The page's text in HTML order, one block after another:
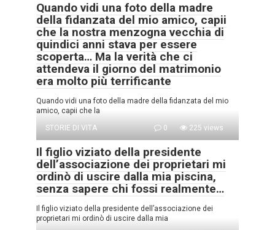
Quando vidi una foto della madre
della fidanzata del mio amico, capii
che la nostra menzogna vecchia di
quindici anni stava per essere
scoperta… Ma la verità che ci
attendeva il giorno del matrimonio
era molto più terrificante
Quando vidi una foto della madre della fidanzata del mio
amico, capii che la
STORIE DI VITA
0 225 views
Il figlio viziato della presidente
dell’associazione dei proprietari mi
ordinò di uscire dalla mia piscina,
senza sapere chi fossi realmente…
Il figlio viziato della presidente dell’associazione dei
proprietari mi ordinò di uscire dalla mia